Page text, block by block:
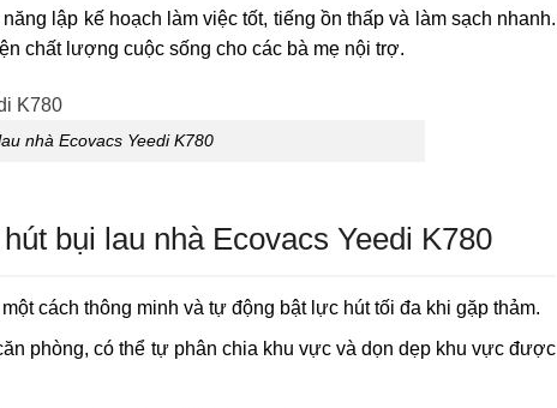
lập kế hoạch làm việc tốt, tiếng ồn thấp và làm sạch nhanh.
chất lượng cuộc sống cho các bà mẹ nội trợ.
nhà Ecovacs Yeedi K780
bụi lau nhà Ecovacs Yeedi K780
cách thông minh và tự động bật lực hút tối đa khi gặp thảm.
phòng, có thể tự phân chia khu vực và dọn dẹp khu vực được